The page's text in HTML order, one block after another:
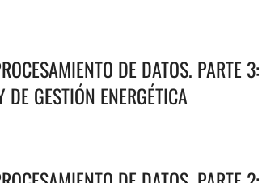
DE DATOS. PARTE 3:
GESTIÓN ENERGÉTICA